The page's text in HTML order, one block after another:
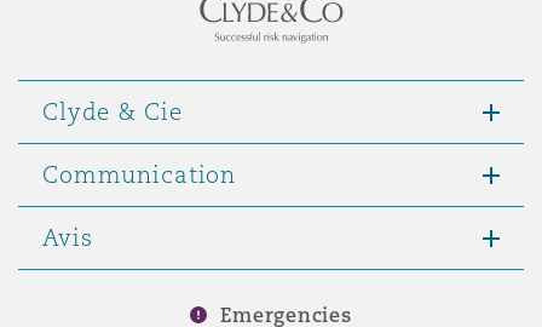
Clyde & Cie
Communication
Avis
Emergencies